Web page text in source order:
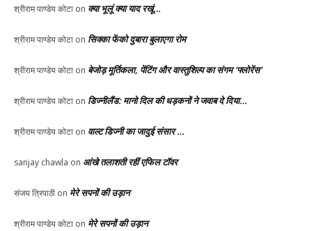
श्रीराम पाण्डेय कोटा on क्या भूलूं क्या याद रखूं…
श्रीराम पाण्डेय कोटा on सिक्का फेंको दुबारा बुलाएगा रोम
श्रीराम पाण्डेय कोटा on बेजोड़ मूर्तिकला, पेंटिंग और वास्तुशिल्प का संगम ‘फ्लोरेंस’
श्रीराम पाण्डेय कोटा on डिज्नीलैंड: मानो दिल की धड़कनों ने जवाब दे दिया…
श्रीराम पाण्डेय कोटा on वाल्ट डिज्नी का जादुई संसार …
sanjay chawla on आंखे तलाशती रहीं एफिल टॉवर
संजय त्रिपाठी on मेरे सपनों की उड़ान
श्रीराम पाण्डेय कोटा on मेरे सपनों की उड़ान